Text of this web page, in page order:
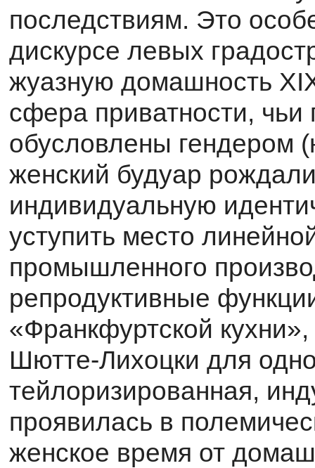
последствиям. Это
дискурсе левых
жуазную домашность
сфера приватности, чьи
обусловлены гендером
женский будуар
индивиду­альную
уступить место
промышленного
репродуктив­ные
«Франкфуртской
Шютте-Лихоцки для
тейлоризированная,
проявилась в
женское время от